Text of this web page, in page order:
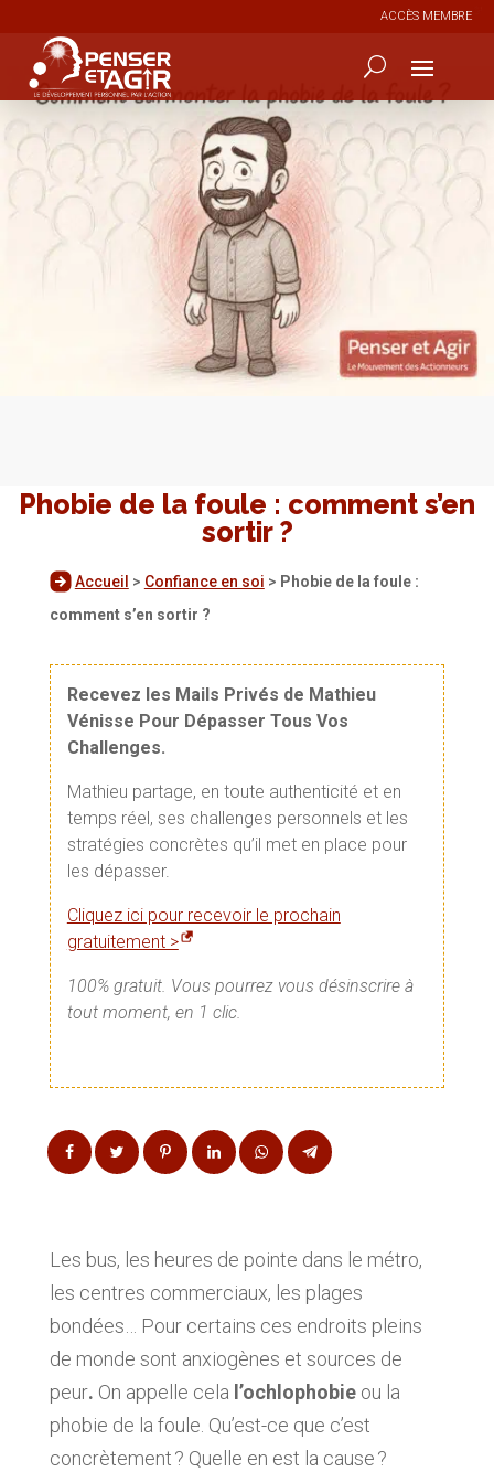
ACCÈS MEMBRE
Phobie de la foule : comment s’en
sortir ?
Accueil > Confiance en soi > Phobie de la foule :
comment s’en sortir ?
Recevez les Mails Privés de Mathieu
Vénisse Pour Dépasser Tous Vos
Challenges.
Mathieu partage, en toute authenticité et en
temps réel, ses challenges personnels et les
stratégies concrètes qu’il met en place pour
les dépasser.
Cliquez ici pour recevoir le prochain
gratuitement >
100% gratuit. Vous pourrez vous désinscrire à
tout moment, en 1 clic.
Les bus, les heures de pointe dans le métro,
les centres commerciaux, les plages
bondées… Pour certains ces endroits pleins
de monde sont anxiogènes et sources de
peur. On appelle cela l’ochlophobieou la
phobie de la foule. Qu’est-ce que c’est
concrètement ? Quelle en est la cause ?